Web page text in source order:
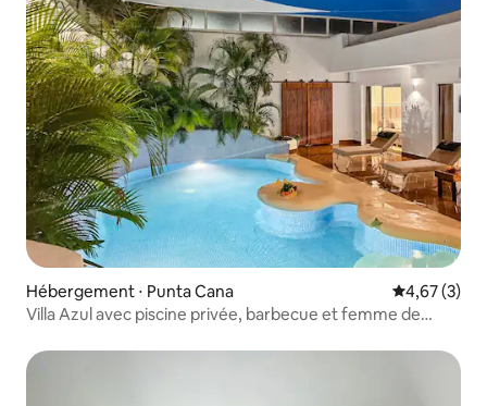
Hébergement ⋅ Punta Cana Évaluation
4,67 (3)
Villa Azul avec piscine privée, barbecue et femme de